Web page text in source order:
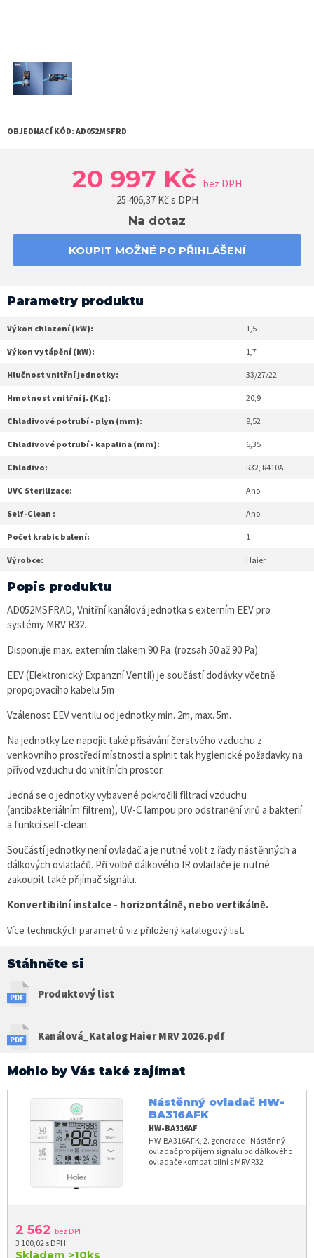
OBJEDNACÍ KÓD: AD052MSFRD
20 997 Kč bez DPH
25 406,37Kč s DPH
Na dotaz
KOUPIT MOŽNÉ PO PŘIHLÁŠENÍ
Parametry produktu
Výkon chlazení (kW): 1,5
Výkon vytápění (kW): 1,7
Hlučnost vnitřní jednotky: 33/27/22
Hmotnost vnitřní j. (Kg): 20,9
Chladivové potrubí - plyn (mm): 9,52
Chladivové potrubí - kapalina (mm): 6,35
Chladivo: R32, R410A
UVC Sterilizace: Ano
Self-Clean : Ano
Počet krabic balení: 1
Výrobce: Haier
Popis produktu
AD052MSFRAD, Vnitřní kanálová jednotka s externím EEV pro
systémy MRV R32.
Disponuje max. externím tlakem 90 Pa (rozsah 50 až 90 Pa)
EEV (Elektronický Expanzní Ventil) je součástí dodávky včetně
propojovacího kabelu 5m
Vzálenost EEV ventilu od jednotky min. 2m, max. 5m.
Na jednotky lze napojit také přisávání čerstvého vzduchu z
venkovního prostředí místnosti a splnit tak hygienické požadavky na
přívod vzduchu do vnitřních prostor.
Jedná se o jednotky vybavené pokročili filtrací vzduchu
(antibakteriálním filtrem), UV-C lampou pro odstranění virů a bakterií
a funkcí self-clean.
Součástí jednotky není ovladač a je nutné volit z řady nástěnných a
dálkových ovladačů. Při volbě dálkového IR ovladače je nutné
zakoupit také přijímač signálu.
Konvertibilní instalce - horizontálně, nebo vertikálně.
Více technických parametrů viz přiložený katalogový list.
Stáhněte si
Produktový list
Kanálová_Katalog Haier MRV 2026.pdf
Mohlo by Vás také zajímat
Nástěnný ovladač HW-
BA316AFK
HW-BA316AF
HW-BA316AFK, 2. generace - Nástěnný
ovladač pro příjem signálu od dálkového
ovladače kompatibilní s MRV R32
2 562 bez DPH
3 100,02 s DPH
Skladem >10ks